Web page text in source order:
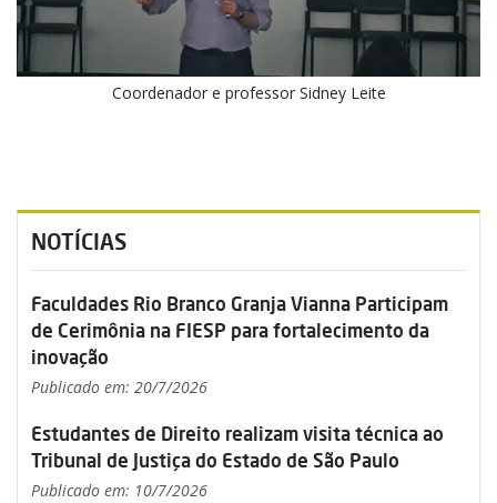
Coordenador e professor Sidney Leite
NOTÍCIAS
Faculdades Rio Branco Granja Vianna Participam
de Cerimônia na FIESP para fortalecimento da
inovação
Publicado em: 20/7/2026
Estudantes de Direito realizam visita técnica ao
Tribunal de Justiça do Estado de São Paulo
Publicado em: 10/7/2026